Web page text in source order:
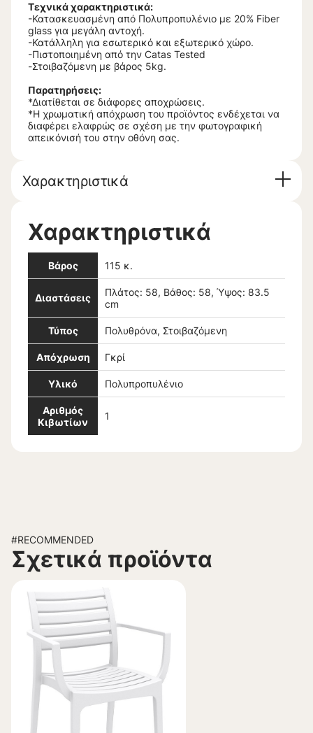
Τεχνικά χαρακτηριστικά:
-Κατασκευασμένη από Πολυπροπυλένιο με 20% Fiber
glass για μεγάλη αντοχή.
-Κατάλληλη για εσωτερικό και εξωτερικό χώρο.
-Πιστοποιημένη από την Catas Tested
-Στοιβαζόμενη με βάρος 5kg.
Παρατηρήσεις:
*Διατίθεται σε διάφορες αποχρώσεις.
*Η χρωματική απόχρωση του προϊόντος ενδέχεται να
διαφέρει ελαφρώς σε σχέση με την φωτογραφική
απεικόνισή του στην οθόνη σας.
Χαρακτηριστικά
Χαρακτηριστικά
Βάρος 115 κ.
Διαστάσεις
Πλάτος: 58, Βάθος: 58, Ύψος: 83.5
cm
Τύπος Πολυθρόνα, Στοιβαζόμενη
Απόχρωση Γκρί
Υλικό Πολυπροπυλένιο
Αριθμός
Κιβωτίων
1
#RECOMMENDED
Σχετικά προϊόντα